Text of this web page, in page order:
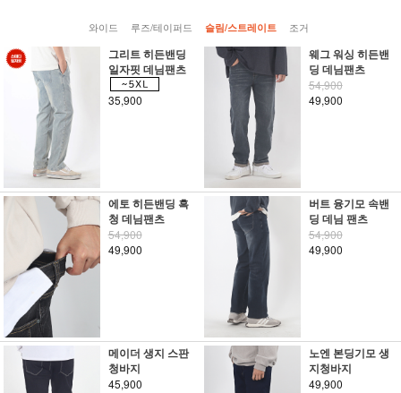
와이드 루즈/테이퍼드 슬림/스트레이트 조거
그리트 히든밴딩
일자핏 데님팬츠
35,900
웨그 워싱 히든밴
딩 데님팬츠
54,900
49,900
에토 히든밴딩 흑
청 데님팬츠
54,900
49,900
버트 융기모 속밴
딩 데님 팬츠
54,900
49,900
메이더 생지 스판
청바지
45,900
노엔 본딩기모 생
지청바지
49,900